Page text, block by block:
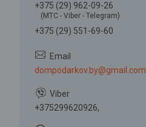
+375 (29) 962-09-26
(МТС - Viber - Telegram)
+375 (29) 551-69-60
dompodarkov.by@gmail.com
+375299620926,